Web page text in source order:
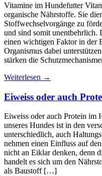
Vitamine im Hundefutter
organische Nährstoffe. Sie
Stoffwechselvorgänge zu
und sind somit unentbehrlich.
einen wichtigen Faktor in der
Organismus dabei
stärken die
Weiterlesen →
Eiweiss oder auch
Eiweiss oder auch Protein im
unseres Hundes ist in den
unterschiedlich, auch
nehmen einen Einfluss auf
nicht an Eiklar denken, denn
handelt es sich um den
als Baustoff […]